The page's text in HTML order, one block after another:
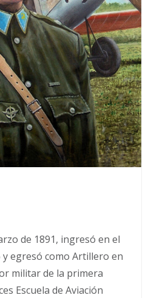
de 1891, ingresó en el
egresó como Artillero en
militar de la primera
Escuela de Aviación